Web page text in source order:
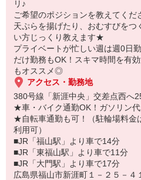
です！学生も多く在籍しています♪
リ♪
ご希望のポジションを教えてく
天ぷらを揚げたり、おむすびをつ
い方じっくり教えます★
プライベートが忙しい週は週0日
だけ勤務もOK！スキマ時間を有
もオススメ◎
アクセス・勤務地
380号線「新涯中央」交差点西へ
★車・バイク通勤OK！ガソリン代
★自転車通勤も可！（駐輪場料金
利用可）
■JR「福山駅」より車で14分
■JR「東福山駅」より車で11分
■JR「大門駅」より車で17分
広島県福山市新涯町１－２５－４１